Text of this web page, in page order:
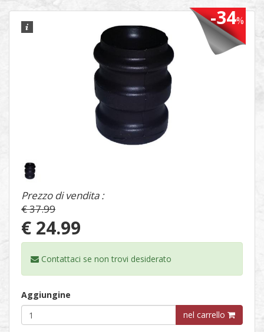
-34%
Prezzo di vendita :
€ 37.99
€ 24.99
Contattaci se non trovi desiderato
Aggiungine
nel carrello